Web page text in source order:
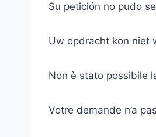
Su petición no pudo
Uw opdracht kon niet
Non è stato possibile
Votre demande n’a